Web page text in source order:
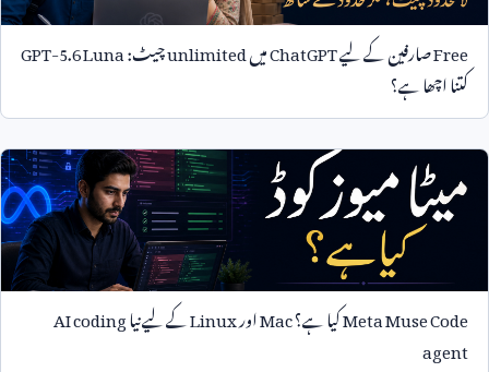
Freeصارفین کے لیےChatGPTمیںunlimitedچیٹ:GPT-5.6 Luna
کتنا اچھا ہے؟
Meta Muse Codeکیا ہے؟MacاورLinuxکے لیے نیاAI coding
agent